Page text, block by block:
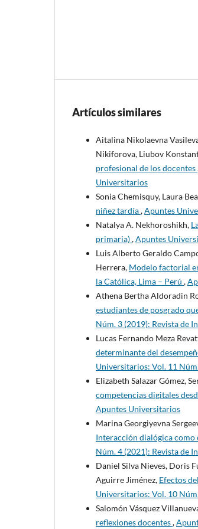
Artículos similares
Aitalina Nikolaevna
Nikiforova, Liubov
profesional de los docentes
Universitarios
Sonia Chemisquy, Laura
niñez tardía,Apuntes
Natalya A. Nekhoroshikh,
primaria),Apuntes
Luis Alberto Geraldo
Herrera, Modelo factorial
la Católica, Lima – Perú ,
Athena Bertha Aldoradin
estudiantes de posgrado
Núm. 3 (2019): Revista de
Lucas Fernando Meza
determinante del
Universitarios: Vol. 11
Elizabeth Salazar Gómez,
competencias digitales
Apuntes Universitarios
Marina Georgiyevna
Interacción dialógica como
Núm. 4 (2021): Revista de
Daniel Silva Nieves, Doris
Aguirre Jiménez, Efectos
Universitarios: Vol. 10
Salomón Vásquez
reflexiones docentes,